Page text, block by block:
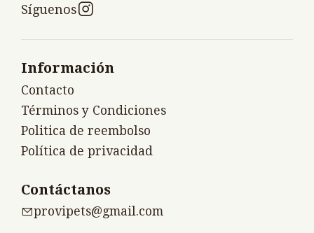
Síguenos
Información
Contacto
Términos y Condiciones
Politica de reembolso
Política de privacidad
Contáctanos
provipets@gmail.com